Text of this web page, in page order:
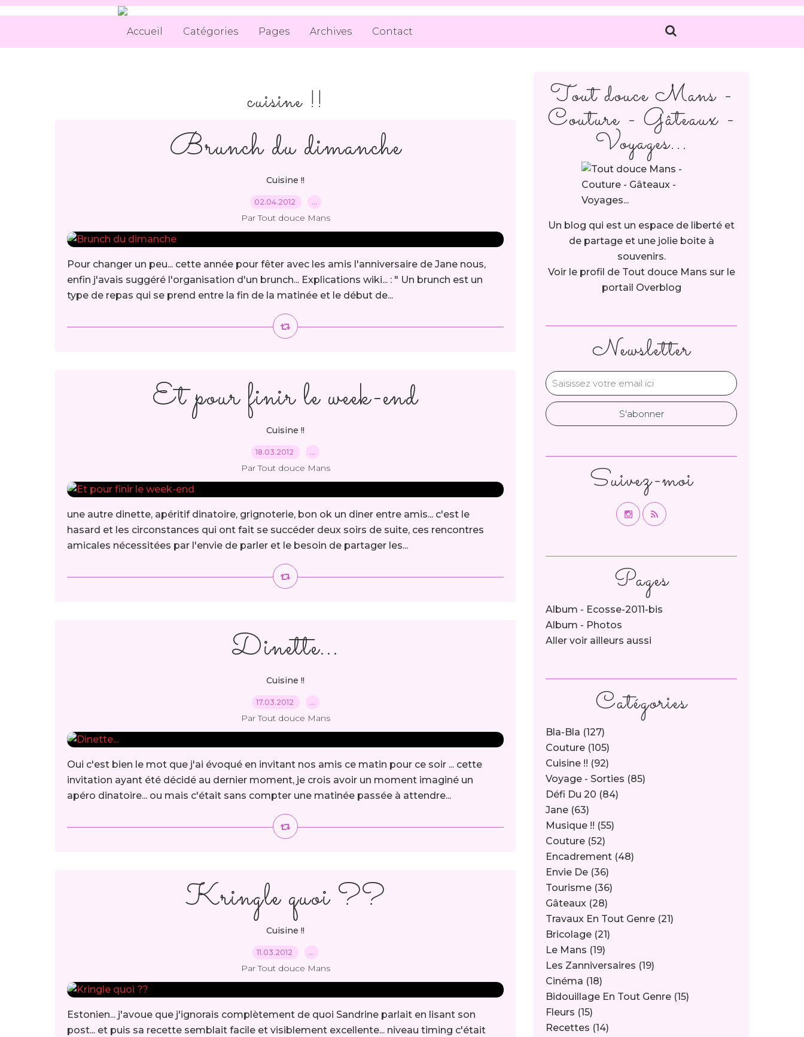
Accueil Catégories Pages Archives Contact
cuisine !!
Brunch du dimanche
Cuisine !!
02.04.2012 …
Par Tout douce Mans
Pour changer un peu... cette année pour fêter avec les amis l'anniversaire de Jane nous,
enfin j'avais suggéré l'organisation d'un brunch... Explications wiki... : " Un brunch est un
type de repas qui se prend entre la fin de la matinée et le début de...
Et pour finir le week-end
Cuisine !!
18.03.2012 …
Par Tout douce Mans
une autre dinette, apéritif dinatoire, grignoterie, bon ok un diner entre amis... c'est le
hasard et les circonstances qui ont fait se succéder deux soirs de suite, ces rencontres
amicales nécessitées par l'envie de parler et le besoin de partager les...
Dinette...
Cuisine !!
17.03.2012 …
Par Tout douce Mans
Oui c'est bien le mot que j'ai évoqué en invitant nos amis ce matin pour ce soir ... cette
invitation ayant été décidé au dernier moment, je crois avoir un moment imaginé un
apéro dinatoire... ou mais c'était sans compter une matinée passée à attendre...
Kringle quoi ??
Cuisine !!
11.03.2012 …
Par Tout douce Mans
Estonien... j'avoue que j'ignorais complètement de quoi Sandrine parlait en lisant son
post... et puis sa recette semblait facile et visiblement excellente... niveau timing c'était
Newsletter
Catégories
Bla-Bla (127)
Couture (105)
Cuisine !! (92)
Voyage - Sorties (85)
Défi Du 20 (84)
Jane (63)
Musique !! (55)
Couture (52)
Encadrement (48)
Envie De (36)
Tourisme (36)
Gâteaux (28)
Travaux En Tout Genre (21)
Bricolage (21)
Le Mans (19)
Les Zanniversaires (19)
Cinéma (18)
Bidouillage En Tout Genre (15)
Fleurs (15)
Recettes (14)
Pages
Album - Ecosse-2011-bis
Album - Photos
Aller voir ailleurs aussi
Tout douce Mans -
Couture - Gâteaux -
Voyages...
Un blog qui est un espace de liberté et
de partage et une jolie boite à
souvenirs.
Voir le profil de Tout douce Mans sur le
portail Overblog
Suivez-moi